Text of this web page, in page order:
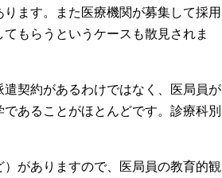
ます。また医療機関が募集して採用
もらうというケースも散見されま
契約があるわけではなく、医局員が
あることがほとんどです。診療科別
がありますので、医局員の教育的観